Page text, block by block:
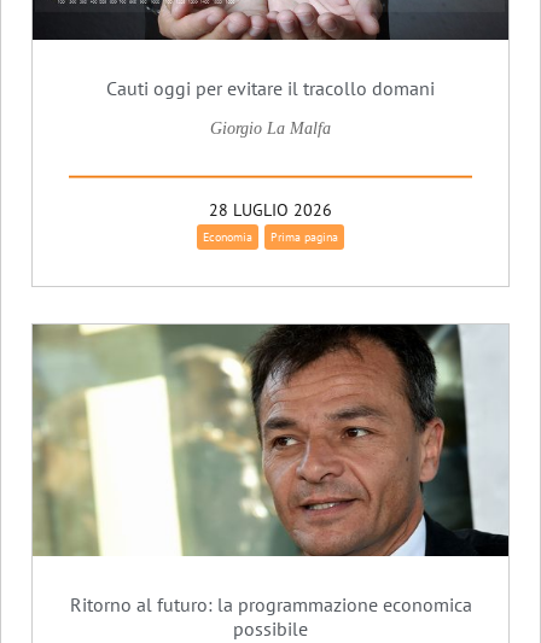
Cauti oggi per evitare il tracollo domani
Giorgio La Malfa
28 LUGLIO 2026
Economia Prima pagina
Ritorno al futuro: la programmazione economica
possibile